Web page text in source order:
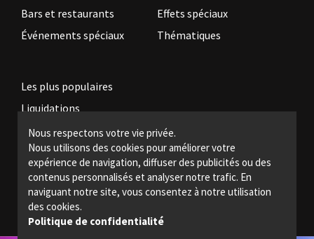
Nous respectons votre vie privée.
Nous utilisons des cookies pour améliorer votre
expérience de navigation, diffuser des publicités ou des
contenus personnalisés et analyser notre trafic. En
naviguant notre site, vous consentez à notre utilisation
des cookies.
Politique de confidentialité
Bars et restaurants
Effets spéciaux
Événements spéciaux
Thématiques
Les plus populaires
Liquidations
Devenez revendeur
Politiques légales
Nous joindre